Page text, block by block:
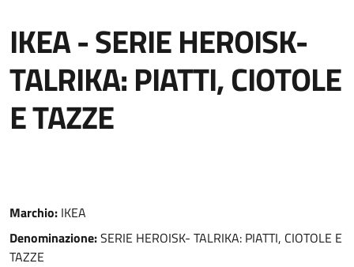
IKEA-SERIE HEROISK-
TALRIKA: PIATTI, CIOTOLE
E TAZZE
Marchio: IKEA
Denominazione:SERIE HEROISK- TALRIKA: PIATTI, CIOTOLE E
TAZZE